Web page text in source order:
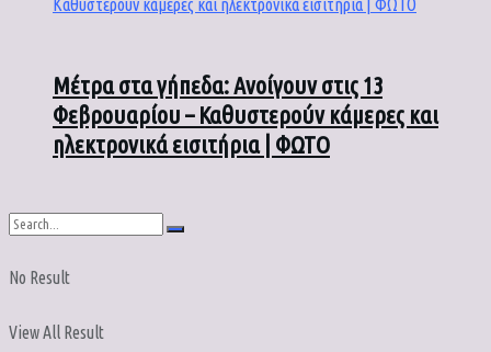
Μέτρα στα γήπεδα: Ανοίγουν στις 13
Φεβρουαρίου – Καθυστερούν κάμερες και
ηλεκτρονικά εισιτήρια | ΦΩΤΟ
No Result
View All Result